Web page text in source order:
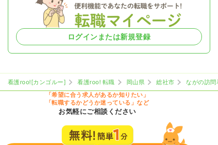
ログインまたは新規登録
看護roo![カンゴルー] 看護roo! 転職 岡山県 総社市
ながの訪
「希望に合う求人があるか知りたい」
「転職するかどうか迷っている」など
お気軽にご相談ください